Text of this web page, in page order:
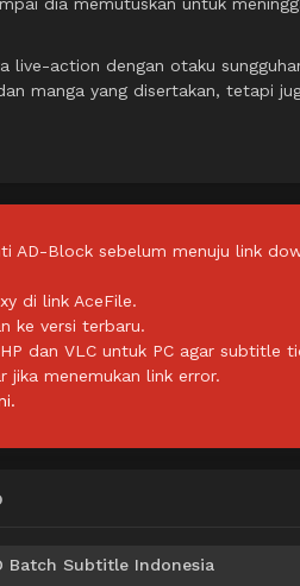
dia memutuskan untuk
live-action dengan otaku
manga yang disertakan, tetapi
AD-Block sebelum menuju link
di link AceFile.
ke versi terbaru.
dan VLC untuk PC agar subtitle
jika menemukan link error.
Batch Subtitle Indonesia